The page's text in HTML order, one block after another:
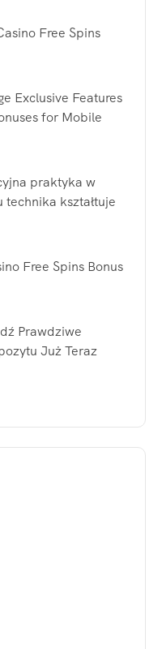
Free Spins
Exclusive Features
for Mobile
praktyka w
kształtuje
Free Spins Bonus
Prawdziwe
Już Teraz